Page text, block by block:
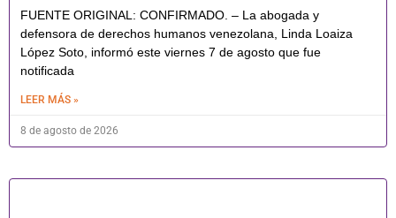
FUENTE ORIGINAL: CONFIRMADO. – La abogada y
defensora de derechos humanos venezolana, Linda Loaiza
López Soto, informó este viernes 7 de agosto que fue
notificada
LEER MÁS »
8 de agosto de 2026